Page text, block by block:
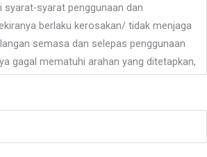
syarat-syarat penggunaan dan
berlaku kerosakan/ tidak menjaga
semasa dan selepas penggunaan
gagal mematuhi arahan yang ditetapkan,